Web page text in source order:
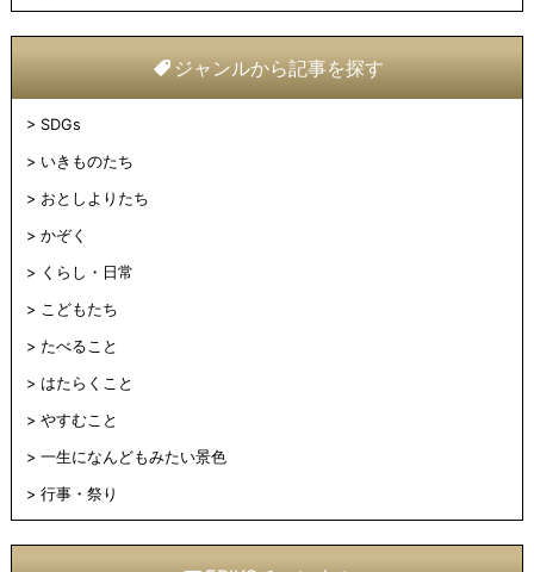
ジャンルから記事を探す
SDGs
いきものたち
おとしよりたち
かぞく
くらし・日常
こどもたち
たべること
はたらくこと
やすむこと
一生になんどもみたい景色
行事・祭り